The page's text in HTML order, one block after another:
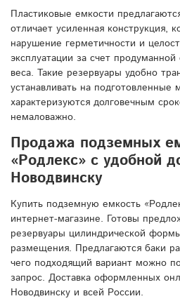
Пластиковые емкости
отличает усиленная конструкция,
нарушение герметичности и
эксплуатации за счет
веса. Такие резервуары удобно
устанавливать на подготовленные
характеризуются долговечным
немаловажно.
Продажа подземных
«Родлекс» с удобной
Новодвинску
Купить подземную емкость
интернет-магазине. Готовы
резервуары цилиндрической
размещения. Предлагаются баки
чего подходящий вариант можно
запрос. Доставка оформленных
Новодвинску и всей России.